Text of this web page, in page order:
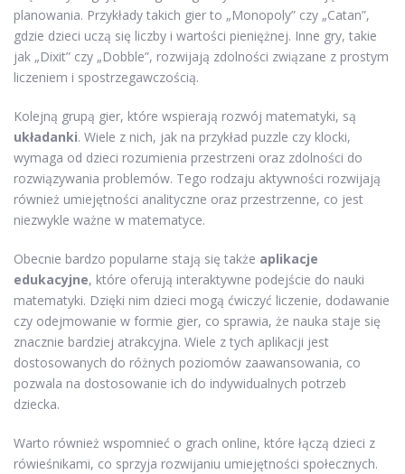
planowania. Przykłady takich gier to „Monopoly” czy „Catan”,
gdzie dzieci uczą się liczby i wartości pieniężnej. Inne gry, takie
jak „Dixit” czy „Dobble”, rozwijają zdolności związane z prostym
liczeniem i spostrzegawczością.
Kolejną grupą gier, które wspierają rozwój matematyki, są
układanki. Wiele z nich, jak na przykład puzzle czy klocki,
wymaga od dzieci rozumienia przestrzeni oraz zdolności do
rozwiązywania problemów. Tego rodzaju aktywności rozwijają
również umiejętności analityczne oraz przestrzenne, co jest
niezwykle ważne w matematyce.
Obecnie bardzo popularne stają się także aplikacje
edukacyjne, które oferują interaktywne podejście do nauki
matematyki. Dzięki nim dzieci mogą ćwiczyć liczenie, dodawanie
czy odejmowanie w formie gier, co sprawia, że nauka staje się
znacznie bardziej atrakcyjna. Wiele z tych aplikacji jest
dostosowanych do różnych poziomów zaawansowania, co
pozwala na dostosowanie ich do indywidualnych potrzeb
dziecka.
Warto również wspomnieć o grach online, które łączą dzieci z
rówieśnikami, co sprzyja rozwijaniu umiejętności społecznych.